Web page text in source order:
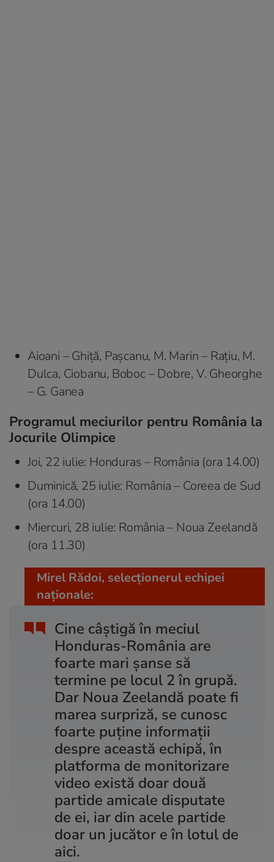
Aioani – Ghiță, Pașcanu, M. Marin – Rațiu, M.
Dulca, Ciobanu, Boboc – Dobre, V. Gheorghe
– G. Ganea
Programul meciurilor pentru România la
Jocurile Olimpice
Joi, 22 iulie: Honduras – România (ora 14.00)
Duminică, 25 iulie: România – Coreea de Sud
(ora 14.00)
Miercuri, 28 iulie: România – Noua Zeelandă
(ora 11.30)
Cine câștigă în meciul
Honduras-România are
foarte mari șanse să
termine pe locul 2 în grupă.
Dar Noua Zeelandă poate fi
marea surpriză, se cunosc
foarte puține informații
despre această echipă, în
platforma de monitorizare
video există doar două
partide amicale disputate
de ei, iar din acele partide
doar un jucător e în lotul de
aici.
Mirel Rădoi, selecționerul echipei
naționale: